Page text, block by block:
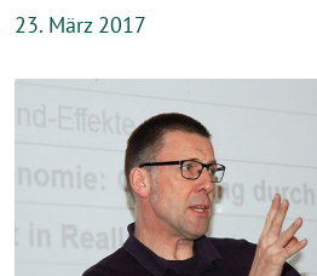
23. März 2017